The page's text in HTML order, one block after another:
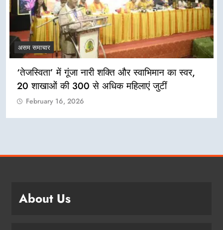
असम समाचार
‘तेजस्विता’ में गूंजा नारी शक्ति और स्वाभिमान का स्वर,
20 शाखाओं की 300 से अधिक महिलाएं जुटीं
February 16, 2026
About Us